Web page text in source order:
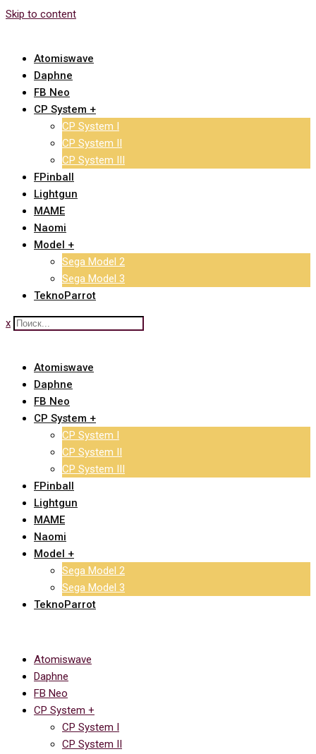
Skip to content
Atomiswave
Daphne
FB Neo
CP System +
CP System I
CP System II
CP System III
FPinball
Lightgun
MAME
Naomi
Model +
Sega Model 2
Sega Model 3
TeknoParrot
x
Atomiswave
Daphne
FB Neo
CP System +
CP System I
CP System II
CP System III
FPinball
Lightgun
MAME
Naomi
Model +
Sega Model 2
Sega Model 3
TeknoParrot
Atomiswave
Daphne
FB Neo
CP System +
CP System I
CP System II